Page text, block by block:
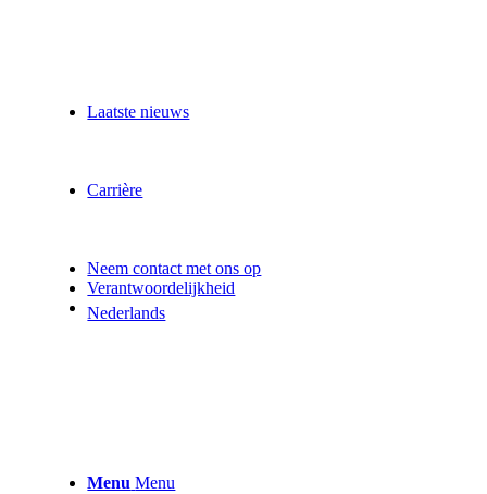
Laatste nieuws
Carrière
Neem contact met ons op
Verantwoordelijkheid
Nederlands
Menu Menu